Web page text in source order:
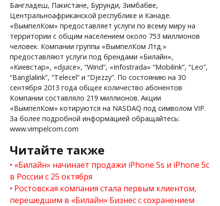
Бангладеш, Пакистане, Бурунди, Зимбабве,
Центральноафриканской республике и Канаде.
«ВымпелКом» предоставляет услуги по всему миру на
территории с общим населением около 753 миллионов
человек. Компании группы «ВымпелКом Лтд.»
предоставляют услуги под брендами «Билайн»,
«Киевстар», «djuice», “Wind”, «Infostrada» “Mobilink”, “Leo”,
“Banglalink”, “Telecel” и “Djezzy”. По состоянию на 30
сентября 2013 года общее количество абонентов
Компании составляло 219 миллионов. Акции
«ВымпелКом» котируются на NASDAQ под символом VIP.
За более подробной информацией обращайтесь:
www.vimpelcom.com
Читайте также
«Билайн» начинает продажи iPhone 5s и iPhone 5c
в России с 25 октября
Ростовская компания стала первым клиентом,
перешедшим в «Билайн» Бизнес с сохранением